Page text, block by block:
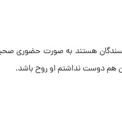
هستند به صورت حضوری
هم دوست نداشتم او روح باشد.